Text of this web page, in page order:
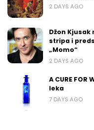
2 DAYS AGO
Džon
stripa i
„Momo“
2 DAYS AGO
A CURE FOR
leka
7 DAYS AGO